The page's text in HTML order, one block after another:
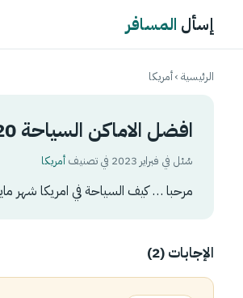
إسأل المسافر
الرئيسية›أمريكا
افضل الاماكن السياحة 20يوم بامريكا شهر مايو
سُئل في فبراير 2023 في تصنيف أمريكا
مرحبا … كيف السياحة في امريكا شهر مايو
الإجابات (2)